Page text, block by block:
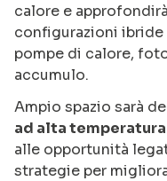
calore e
configurazioni ibride
pompe di calore,
accumulo.
Ampio spazio sarà
ad alta temperatura
alle opportunità
strategie per